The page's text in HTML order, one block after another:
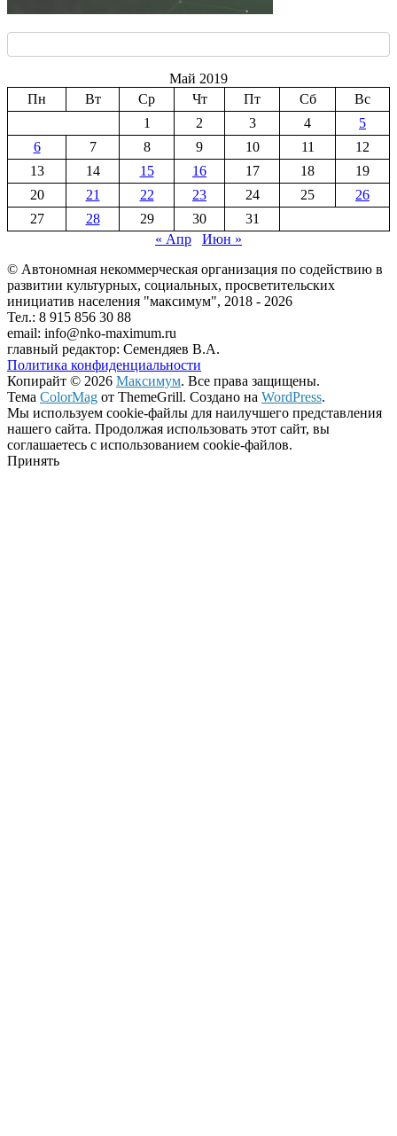
Май 2019
Пн
Вт Ср Чт Пт Сб
Вс
1
2 3 4
5
6
7 8 9 10 11
12
13
14 15 16 17 18
19
20
21 22 23 24 25
26
27
28 29 30
31
« Апр
Июн »
© Автономная некоммерческая организация по содействию в
развитии культурных, социальных, просветительских
инициатив населения "максимум", 2018 - 2026
Тел.: 8 915 856 30 88
email: info@nko-maximum.ru
главный редактор: Семендяев В.А.
Политика конфиденциальности
Копирайт © 2026 Максимум. Все права защищены.
Тема ColorMag от ThemeGrill. Создано на WordPress.
Мы используем cookie-файлы для наилучшего представления
нашего сайта. Продолжая использовать этот сайт, вы
соглашаетесь с использованием cookie-файлов.
Принять